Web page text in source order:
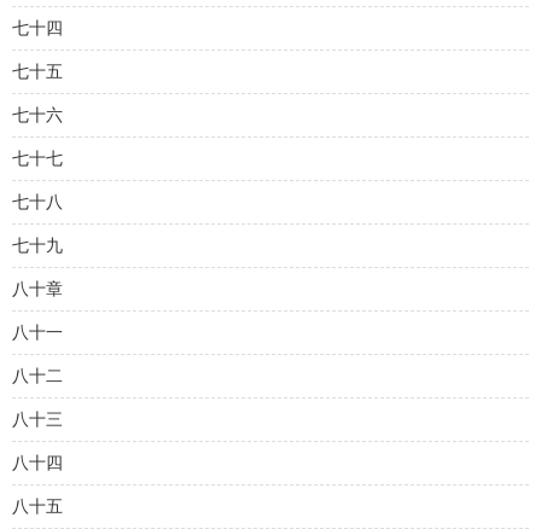
七十四
七十五
七十六
七十七
七十八
七十九
八十章
八十一
八十二
八十三
八十四
八十五